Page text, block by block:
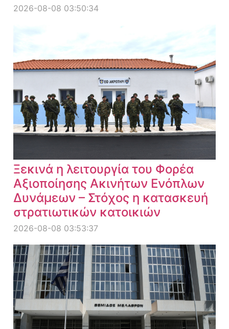
2026-08-08 03:50:34
Ξεκινά η λειτουργία του Φορέα
Αξιοποίησης Ακινήτων Ενόπλων
Δυνάμεων – Στόχος η κατασκευή
στρατιωτικών κατοικιών
2026-08-08 03:53:37